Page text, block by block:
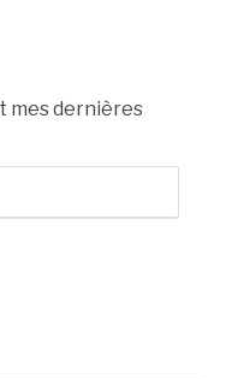
mes dernières